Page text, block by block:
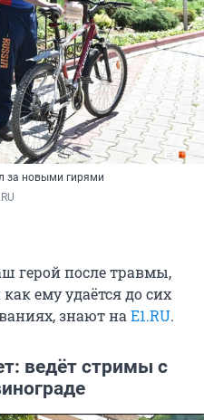
за новыми гирями
герой после травмы,
ему удаётся до сих
знают на E1.RU.
ведёт стримы с